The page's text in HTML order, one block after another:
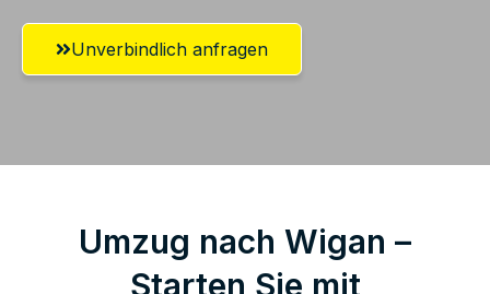
Unverbindlich anfragen
Umzug nach Wigan –
Starten Sie mit